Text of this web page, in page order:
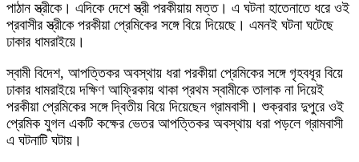
পাঠান স্ত্রীকে। এদিকে দেশে স্ত্রী পরকীয়ায় মত্ত। এ ঘটনা হাতেনাতে ধরে ওই
প্রবাসীর স্ত্রীকে পরকীয়া প্রেমিকের সঙ্গে বিয়ে দিয়েছে। এমনই ঘটনা ঘটেছে
ঢাকার ধামরাইয়ে।
স্বামী বিদেশ, আপত্তিকর অবস্থায় ধরা পরকীয়া প্রেমিকের সঙ্গে গৃহবধূর বিয়ে
ঢাকার ধামরাইয়ে দক্ষিণ আফ্রিকায় থাকা প্রথম স্বামীকে তালাক না দিয়েই
পরকীয়া প্রেমিকের সঙ্গে দ্বিতীয় বিয়ে দিয়েছেন গ্রামবাসী। শুক্রবার দুপুরে ওই
প্রেমিক যুগল একটি কক্ষের ভেতর আপত্তিকর অবস্থায় ধরা পড়লে গ্রামবাসী
এ ঘটনাটি ঘটায়।